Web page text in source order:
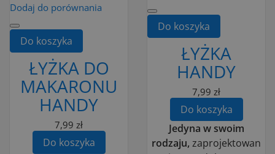
Dodaj do porównania
Do koszyka
ŁYŻKA DO
MAKARONU
HANDY
7,99 zł
Do koszyka
Do koszyka
ŁYŻKA
HANDY
7,99 zł
Do koszyka
Jedyna w swoim
rodzaju, zaprojektowan